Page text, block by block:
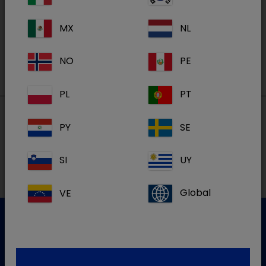
S'inscrire
Nos adresses
Service clientèle
MX NL
NO PE
PL PT
PY SE
SI UY
VE Global